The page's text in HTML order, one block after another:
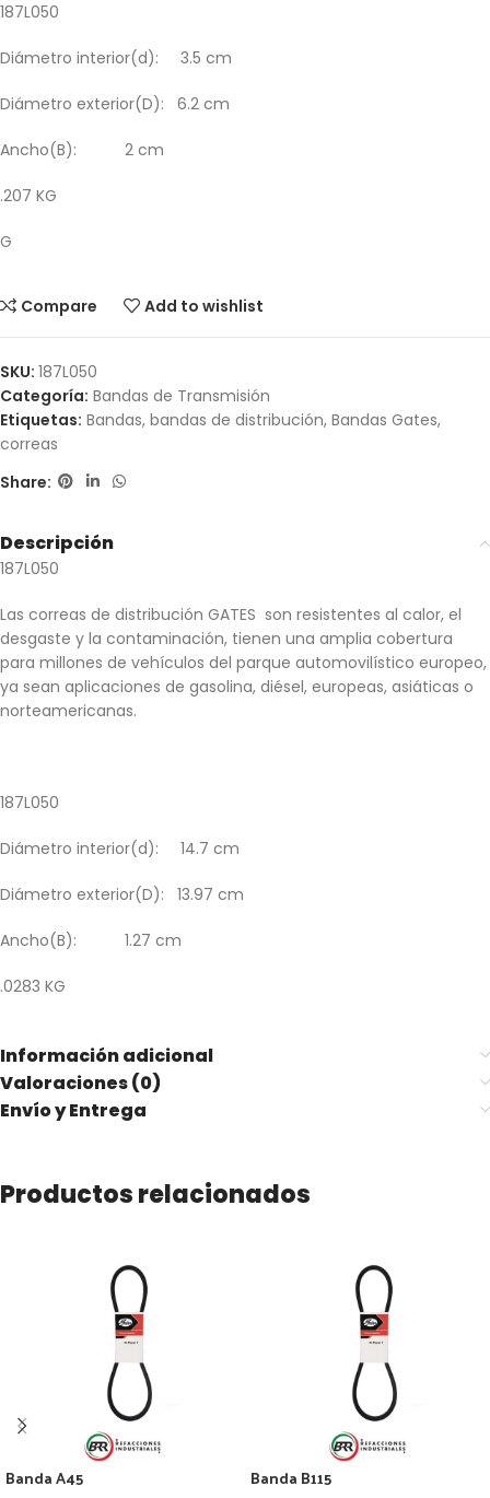
187L050
Diámetro interior(d): 3.5 cm
Diámetro exterior(D): 6.2 cm
Ancho(B): 2 cm
.207 KG
G
Compare Add to wishlist
SKU: 187L050
Categoría: Bandas de Transmisión
Etiquetas: Bandas, bandas de distribución, Bandas Gates,
correas
Share:
Descripción
187L050
Las correas de distribución GATES son resistentes al calor, el
desgaste y la contaminación, tienen una amplia cobertura
para millones de vehículos del parque automovilístico europeo,
ya sean aplicaciones de gasolina, diésel, europeas, asiáticas o
norteamericanas.
187L050
Diámetro interior(d): 14.7 cm
Diámetro exterior(D): 13.97 cm
Ancho(B): 1.27 cm
.0283 KG
Información adicional
Valoraciones (0)
Envío y Entrega
Productos relacionados
Banda A45 Banda B115